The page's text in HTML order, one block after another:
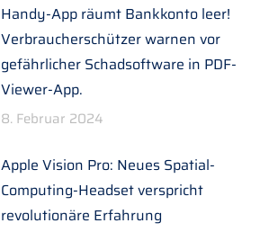
Handy-App räumt Bankkonto leer!
Verbraucherschützer warnen vor
gefährlicher Schadsoftware in PDF-
Viewer-App.
8. Februar 2024
Apple Vision Pro: Neues Spatial-
Computing-Headset verspricht
revolutionäre Erfahrung